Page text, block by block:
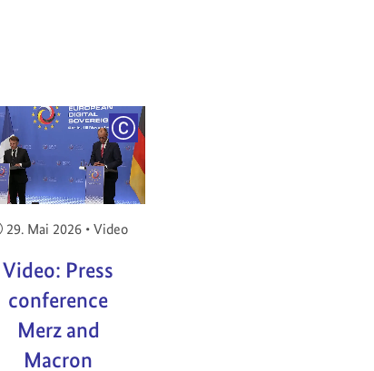
COPYRIGHT
Veröffentlicht am:
29. Mai 2026 • Video
Video: Press
conference
Merz and
Macron